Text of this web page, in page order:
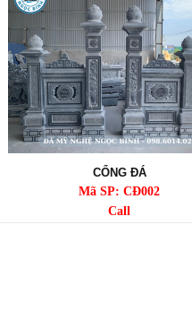
CỔNG ĐÁ
Mã SP: CĐ002
Call